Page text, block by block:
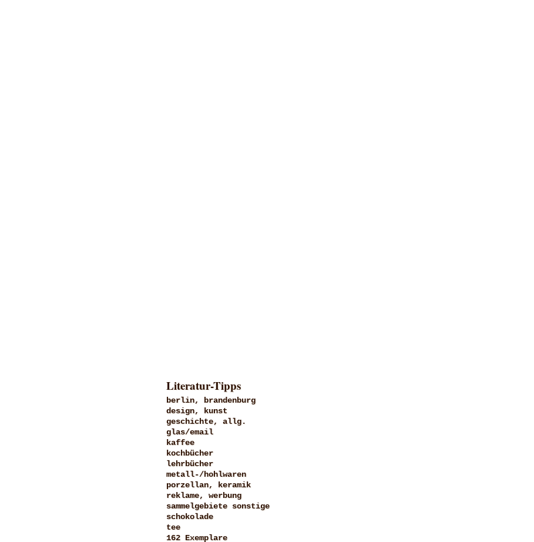
Literatur-Tipps
berlin, brandenburg
design, kunst
geschichte, allg.
glas/email
kaffee
kochbücher
lehrbücher
metall-/hohlwaren
porzellan, keramik
reklame, werbung
sammelgebiete sonstige
schokolade
tee
162 Exemplare